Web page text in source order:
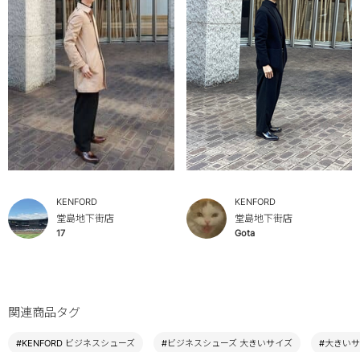
KENFORD
堂島地下街店
17
KENFORD
堂島地下街店
Gota
関連商品タグ
#KENFORD ビジネスシューズ #ビジネスシューズ 大きいサイズ #大きい